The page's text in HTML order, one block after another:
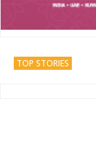
TOP STORIES